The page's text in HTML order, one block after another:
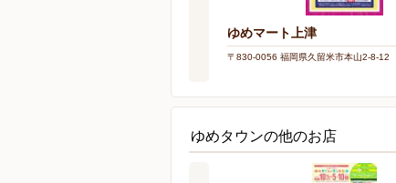
ゆめマート上津
〒830-0056 福岡県久留米市本山2-8-12
ゆめタウンの他のお店